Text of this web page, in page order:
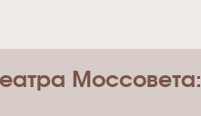
Моссовета: